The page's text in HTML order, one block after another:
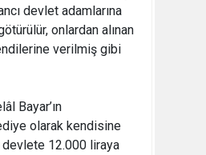
devlet adamlarına
onlardan alınan
verilmiş gibi
Bayar’ın
olarak kendisine
devlete 12.000 liraya